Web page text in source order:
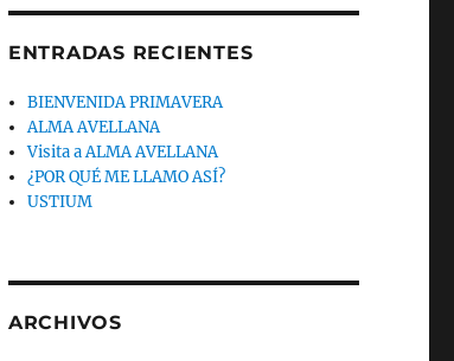
ENTRADAS RECIENTES
BIENVENIDA PRIMAVERA
ALMA AVELLANA
Visita a ALMA AVELLANA
¿POR QUÉ ME LLAMO ASÍ?
USTIUM
ARCHIVOS